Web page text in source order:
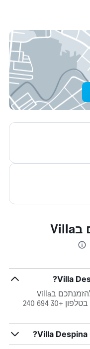
שאלות נפוצות למזמינים בVilla
לקבלת מידע או פרטים נוספים בנוגע להזמנתכם בVilla
Despina Green Suites ניתן ליצור קשר בטלפון +30 694 240